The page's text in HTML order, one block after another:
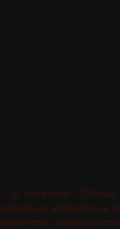
В каталоге
идеально впишется в
является